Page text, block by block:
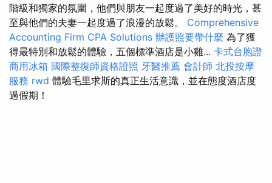
階級和獨家的氛圍，他們與朋友一起度過了美好的時光，甚
至與他們的夫妻一起度過了浪漫的放鬆。 Comprehensive
Accounting Firm CPA Solutions 辦護照要帶什麼 為了獲
得最特別和放鬆的體驗，五個標準酒店是小雞... 卡式台胞證
商用冰箱 國際整復師資格證照 牙醫推薦 會計師 北投按摩
服務 rwd 體驗毛里求斯的真正生活意識，並在態度酒店度
過假期！